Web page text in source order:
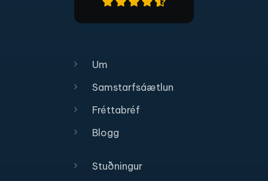
Um
Samstarfsáætlun
Fréttabréf
Blogg
Stuðningur